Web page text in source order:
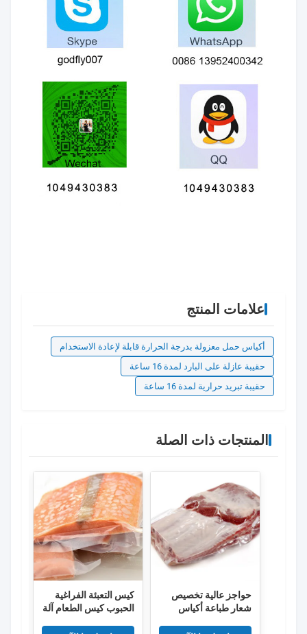
علامات المنتج
أكياس حمل معزولة بدرجة الحرارة قابلة لإعادة الاستخدام
حقيبة عازلة على البارد لمدة 16 ساعة
حقيبة تبريد حرارية لمدة 16 ساعة
المنتجات ذات الصلة
حواجز عالية تخصيص
شعار طباعة أكياس
كيس التعبئة الفراغية
الحبوب كيس الطعام آلة